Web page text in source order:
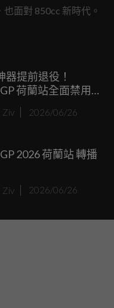
面對 850cc 新時代。
器提前退役！
荷蘭站全面禁用
，德國站起跑線
至 4 公尺，單一車廠
Ziv 2026/06/26
2026 荷蘭站 轉播
Ziv 2026/06/26